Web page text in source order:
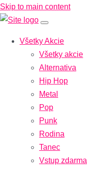
Skip to main content
Všetky Akcie
Všetky akcie
Alternativa
Hip Hop
Metal
Pop
Punk
Rodina
Tanec
Vstup zdarma